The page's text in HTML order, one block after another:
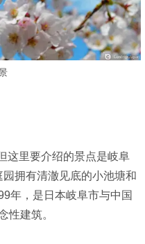
这里要介绍的景点是岐阜
园拥有清澈见底的小池塘和
年，是日本岐阜市与中国
性建筑。